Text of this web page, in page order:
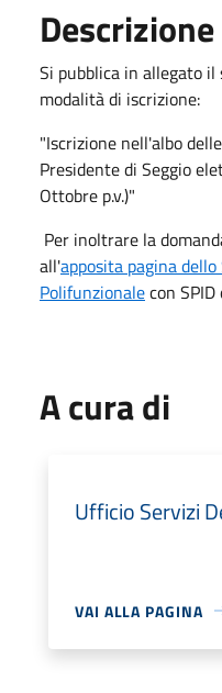
Descrizione
Si pubblica in allegato
modalità di iscrizione:
"Iscrizione nell'albo
Presidente di Seggio
Ottobre p.v.)"
Per inoltrare la
all'apposita pagina
Polifunzionalecon SPID
A cura di
Ufficio Servizi
VAI ALLA PAGINA